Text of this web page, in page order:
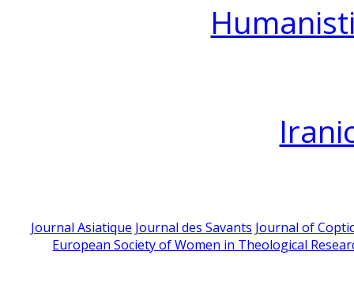
Journal Asiatique Journal des Savants Journal of
European Society of Women in Theological